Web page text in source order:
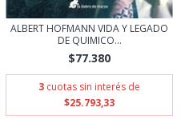
ALBERT HOFMANN VIDA Y LEGADO
DE QUIMICO...
$77.380
3 cuotas sin interés de
$25.793,33